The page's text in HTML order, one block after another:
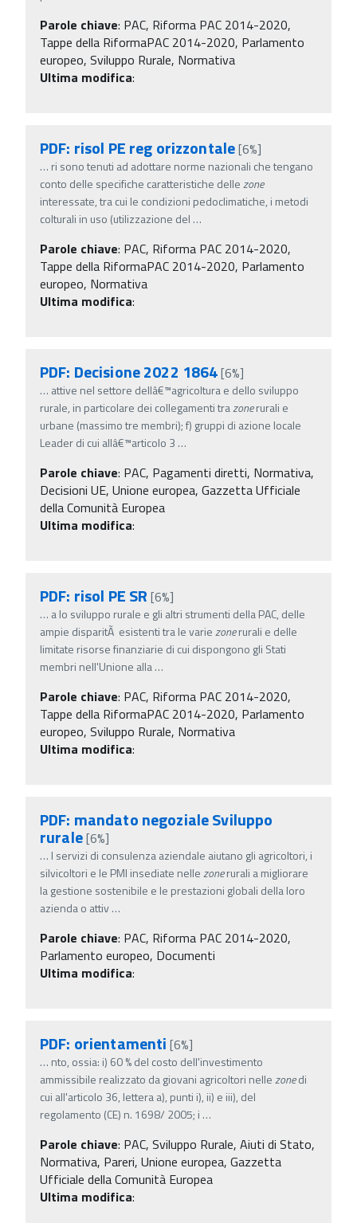
Parole chiave: PAC, Riforma PAC 2014-2020,
Tappe della RiformaPAC 2014-2020, Parlamento
europeo, Sviluppo Rurale, Normativa
Ultima modifica:
PDF: risol PE reg orizzontale[6%]
… ri sono tenuti ad adottare norme nazionali che tengano
conto delle specifiche caratteristiche dellezone
interessate, tra cui le condizioni pedoclimatiche, i metodi
colturali in uso (utilizzazione del …
Parole chiave: PAC, Riforma PAC 2014-2020,
Tappe della RiformaPAC 2014-2020, Parlamento
europeo, Normativa
Ultima modifica:
PDF: Decisione 2022 1864[6%]
… attive nel settore dellâ€™agricoltura e dello sviluppo
rurale, in particolare dei collegamenti trazonerurali e
urbane (massimo tre membri); f) gruppi di azione locale
Leader di cui allâ€™articolo 3 …
Parole chiave: PAC, Pagamenti diretti, Normativa,
Decisioni UE, Unione europea, Gazzetta Ufficiale
della Comunità Europea
Ultima modifica:
PDF: risol PE SR [6%]
… a lo sviluppo rurale e gli altri strumenti della PAC, delle
ampie disparitÃ esistenti tra le variezonerurali e delle
limitate risorse finanziarie di cui dispongono gli Stati
membri nell'Unione alla…
Parole chiave: PAC, Riforma PAC 2014-2020,
Tappe della RiformaPAC 2014-2020, Parlamento
europeo, Sviluppo Rurale, Normativa
Ultima modifica:
PDF: mandato negoziale Sviluppo
rurale[6%]
… I servizi di consulenza aziendale aiutano gli agricoltori, i
silvicoltori e le PMI insediate nellezonerurali a migliorare
la gestione sostenibile e le prestazioni globali della loro
azienda o attiv…
Parole chiave: PAC, Riforma PAC 2014-2020,
Parlamento europeo, Documenti
Ultima modifica:
PDF: orientamenti [6%]
… nto, ossia: i) 60 % del costo dell'investimento
ammissibile realizzato da giovani agricoltori nellezonedi
cui all'articolo 36, lettera a), punti i), ii) e iii), del
regolamento (CE) n. 1698/ 2005; i …
Parole chiave: PAC, Sviluppo Rurale, Aiuti di Stato,
Normativa, Pareri, Unione europea, Gazzetta
Ufficiale della Comunità Europea
Ultima modifica: